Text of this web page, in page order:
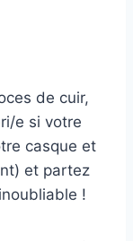
de cuir,
e si votre
casque et
et partez
!